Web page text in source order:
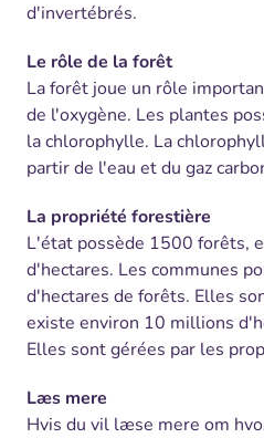
d'invertébrés.
Le rôle de la forêt
La forêt joue un rôle
de l'oxygène. Les plantes
la chlorophylle. La
partir de l'eau et du gaz
La propriété forestière
L'état possède 1500 forêts,
d'hectares. Les communes
d'hectares de forêts. Elles
existe environ 10 millions
Elles sont gérées par les
Læs mere
Hvis du vil læse mere om